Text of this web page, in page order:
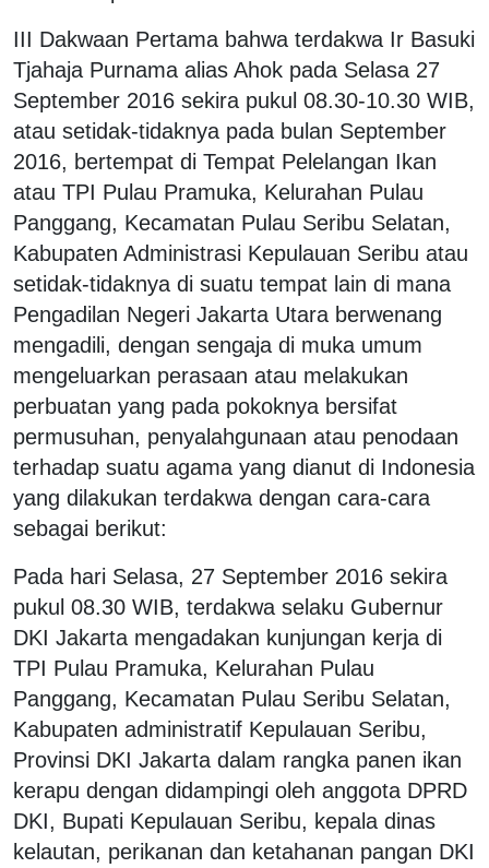
III Dakwaan Pertama bahwa terdakwa Ir Basuki
Tjahaja Purnama alias Ahok pada Selasa 27
September 2016 sekira pukul 08.30-10.30 WIB,
atau setidak-tidaknya pada bulan September
2016, bertempat di Tempat Pelelangan Ikan
atau TPI Pulau Pramuka, Kelurahan Pulau
Panggang, Kecamatan Pulau Seribu Selatan,
Kabupaten Administrasi Kepulauan Seribu atau
setidak-tidaknya di suatu tempat lain di mana
Pengadilan Negeri Jakarta Utara berwenang
mengadili, dengan sengaja di muka umum
mengeluarkan perasaan atau melakukan
perbuatan yang pada pokoknya bersifat
permusuhan, penyalahgunaan atau penodaan
terhadap suatu agama yang dianut di Indonesia
yang dilakukan terdakwa dengan cara-cara
sebagai berikut:
Pada hari Selasa, 27 September 2016 sekira
pukul 08.30 WIB, terdakwa selaku Gubernur
DKI Jakarta mengadakan kunjungan kerja di
TPI Pulau Pramuka, Kelurahan Pulau
Panggang, Kecamatan Pulau Seribu Selatan,
Kabupaten administratif Kepulauan Seribu,
Provinsi DKI Jakarta dalam rangka panen ikan
kerapu dengan didampingi oleh anggota DPRD
DKI, Bupati Kepulauan Seribu, kepala dinas
kelautan, perikanan dan ketahanan pangan DKI